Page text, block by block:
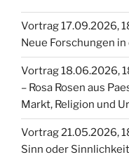
Vortrag 17.09.2026,
Neue Forschungen
Vortrag 18.06.2026,
– Rosa Rosen aus
Markt, Religion und
Vortrag 21.05.2026,
Sinn oder